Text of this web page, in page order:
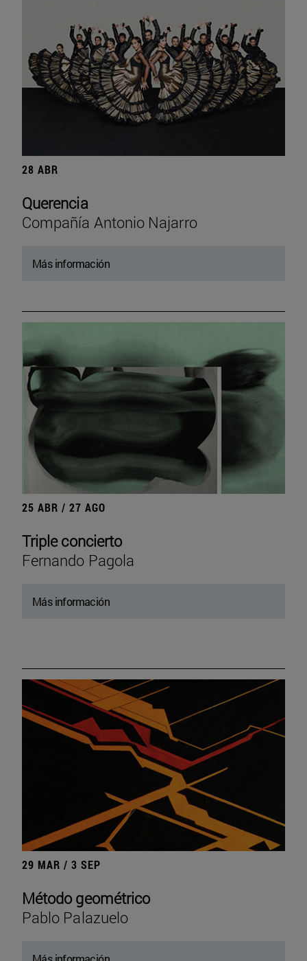
28 ABR
Querencia
Compañía Antonio Najarro
Más información
25 ABR / 27 AGO
Triple concierto
Fernando Pagola
Más información
29 MAR / 3 SEP
Método geométrico
Pablo Palazuelo